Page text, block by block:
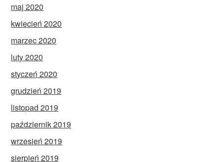
maj 2020
kwiecień 2020
marzec 2020
luty 2020
styczeń 2020
grudzień 2019
listopad 2019
październik 2019
wrzesień 2019
sierpień 2019